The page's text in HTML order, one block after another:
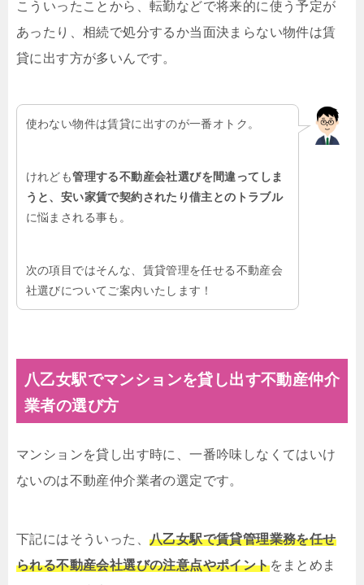
こういったことから、転勤などで将来的に使う予定が
あったり、相続で処分するか当面決まらない物件は賃
貸に出す方が多いんです。
使わない物件は賃貸に出すのが一番オトク。
けれども管理する不動産会社選びを間違ってしま
うと、安い家賃で契約されたり借主とのトラブル
に悩まされる事も。
次の項目ではそんな、賃貸管理を任せる不動産会
社選びについてご案内いたします！
八乙女駅でマンションを貸し出す不動産仲介
業者の選び方
マンションを貸し出す時に、一番吟味しなくてはいけ
ないのは不動産仲介業者の選定です。
下記にはそういった、 八乙女駅で賃貸管理業務を任せ
られる不動産会社選びの注意点やポイントをまとめま